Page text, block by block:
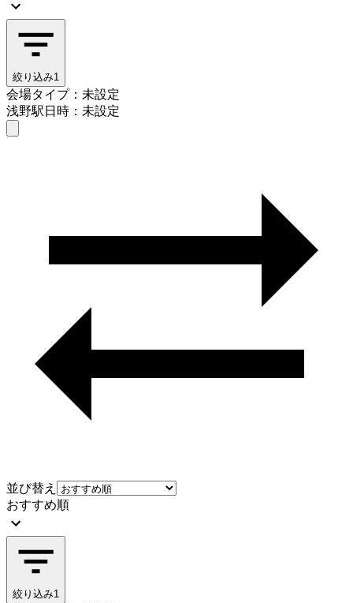
絞り込み1
会場タイプ：未設定
浅野駅日時：未設定
並び替え
おすすめ順
絞り込み1